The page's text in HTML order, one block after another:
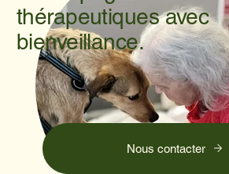
thérapeutiques avec
bienveillance.
Nous contacter